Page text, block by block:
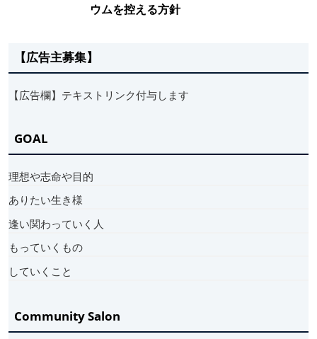
ウムを控える方針
【広告主募集】
【広告欄】テキストリンク付与します
GOAL
理想や志命や目的
ありたい生き様
逢い関わっていく人
もっていくもの
していくこと
Community Salon